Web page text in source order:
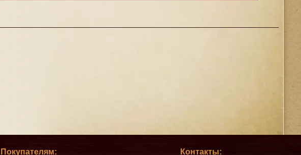
Покупателям: Контакты: